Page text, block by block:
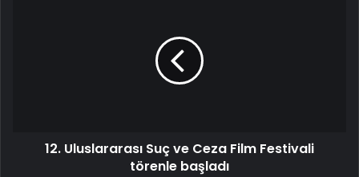
12. Uluslararası Suç ve Ceza Film Festivali
törenle başladı